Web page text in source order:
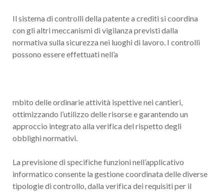
Il sistema di controlli della patente a crediti si coordina
con gli altri meccanismi di vigilanza previsti dalla
normativa sulla sicurezza nei luoghi di lavoro. I controlli
possono essere effettuati nell’a
mbito delle ordinarie attività ispettive nei cantieri,
ottimizzando l’utilizzo delle risorse e garantendo un
approccio integrato alla verifica del rispetto degli
obblighi normativi.
La previsione di specifiche funzioni nell’applicativo
informatico consente la gestione coordinata delle diverse
tipologie di controllo, dalla verifica dei requisiti per il